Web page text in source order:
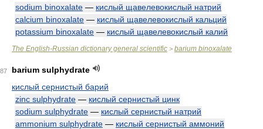
sodium binoxalate — кислый щавелевокислый натрий
calcium binoxalate — кислый щавелевокислый кальций
potassium binoxalate — кислый щавелевокислый калий
The English-Russian dictionary general scientific > barium binoxalate
87
barium sulphydrate
кислый сернистый барий
zinc sulphydrate — кислый сернистый цинк
sodium sulphydrate — кислый сернистый натрий
ammonium sulphydrate — кислый сернистый аммоний